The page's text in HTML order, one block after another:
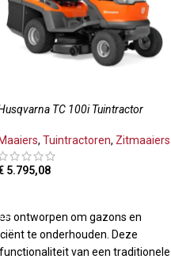
TC 100i Tuintractor
Maaiers, Tuintractoren, Zitmaaiers
5.795,08
ontworpen om gazons en
te onderhouden. Deze
van een traditionele